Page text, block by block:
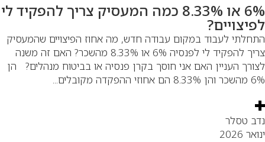
6% או 8.33% כמה המעסיק צריך להפקיד לי
לעבוד במקום עבודה חדש, מה אחוז הפיצויים שהמעסיק
צריך להפקיד לי לפנסיה 6% או 8.33% מהשכר? האם זה משנה
העניין האם אני חוסך בקרן פנסיה או בביטוח מנהלים? הן
ההפקדה מקובלים...
טסלר
2026